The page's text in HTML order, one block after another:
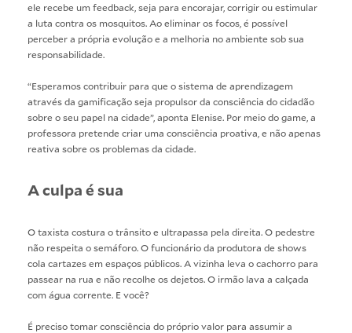
ele recebe um feedback, seja para encorajar, corrigir ou estimular
a luta contra os mosquitos. Ao eliminar os focos, é possível
perceber a própria evolução e a melhoria no ambiente sob sua
responsabilidade.
“Esperamos contribuir para que o sistema de aprendizagem
através da gamificação seja propulsor da consciência do cidadão
sobre o seu papel na cidade”, aponta Elenise. Por meio do game, a
professora pretende criar uma consciência proativa, e não apenas
reativa sobre os problemas da cidade.
A culpa é sua
O taxista costura o trânsito e ultrapassa pela direita. O pedestre
não respeita o semáforo. O funcionário da produtora de shows
cola cartazes em espaços públicos. A vizinha leva o cachorro para
passear na rua e não recolhe os dejetos. O irmão lava a calçada
com água corrente. E você?
É preciso tomar consciência do próprio valor para assumir a